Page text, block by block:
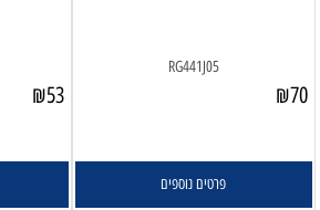
RG441J05
₪70
פרטים נוספים
₪53